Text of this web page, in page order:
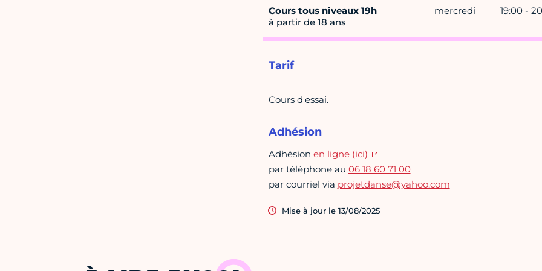
Cours tous niveaux 19h
à partir de 18 ans
mercredi 19:00 -
Tarif
Cours d'essai.
Adhésion
Adhésion en ligne (ici)
par téléphone au 06 18 60 71 00
par courriel via projetdanse@yahoo.com
Mise à jour le 13/08/2025